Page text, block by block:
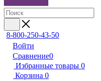
8-800-250-43-50
Войти
Сравнение0
Избранные товары 0
Корзина 0